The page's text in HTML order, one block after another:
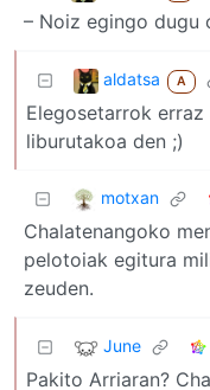
– Noiz egingo dugu
aldatsa A
Elegosetarrok
liburutakoa den ;)
motxan
Chalatenangoko
pelotoiak egitura
zeuden.
June
Pakito Arriaran?